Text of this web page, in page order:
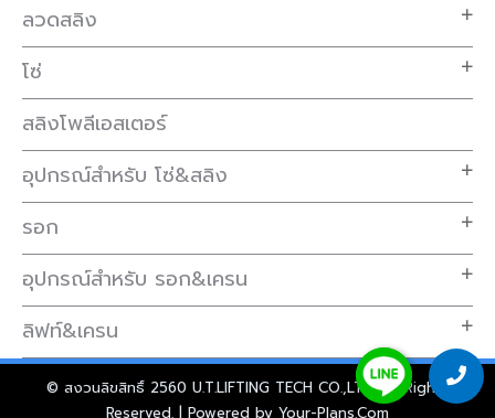
ลวดสลิง
โซ่
สลิงโพลีเอสเตอร์
อุปกรณ์สำหรับ โซ่&สลิง
รอก
อุปกรณ์สำหรับ รอก&เครน
ลิฟท์&เครน
© สงวนลิขสิทธิ์ 2560 U.T.LIFTING TECH CO.,LTD. All Rights
Reserved. | Powered by Your-Plans.Com